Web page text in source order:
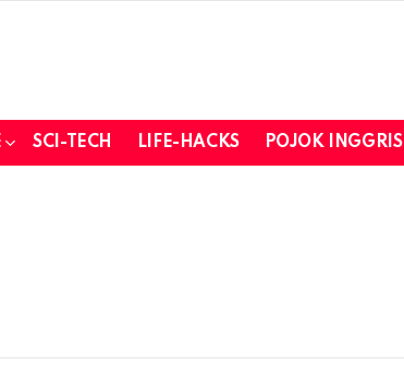
SCI-TECH LIFE-HACKS POJOK INGGRIS